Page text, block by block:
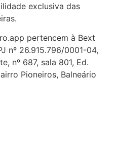
exclusiva das
pertencem à Bext
nº 26.915.796/0001-04,
nº 687, sala 801, Ed.
Pioneiros, Balneário